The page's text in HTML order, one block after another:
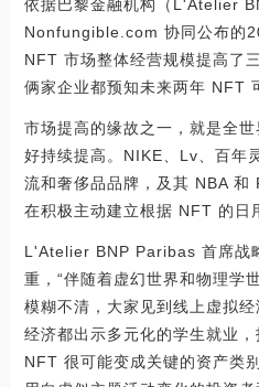
依据巴黎金融机构（L'Atelier
Nonfungible.com 协同公布的
NFT 市场整体经营规模提高了
俩家企业都预知未来两年 NFT
市场提高的缘故之一，就是全
好持续提高。NIKE、Lv、百年
流和奢侈品品牌，及其 NBA
在积极主动建立根据 NFT 的日
L'Atelier BNP Paribas 首席战
重，“伴随着虚幻世界和物理学
模糊不清，大家见到线上虚拟
经济都出示多元化的学生就业，
NFT 很可能变成关键的资产类